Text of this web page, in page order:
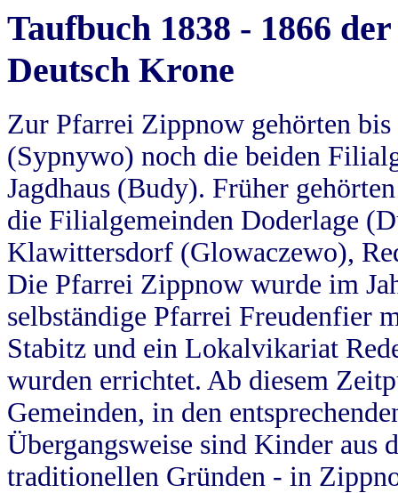
Taufbuch 1838 - 1866
Deutsch Krone
Zur Pfarrei Zippnow gehörten
(Sypnywo) noch die beiden
Jagdhaus (Budy). Früher
die Filialgemeinden Doderlage
Klawittersdorf (Glowaczewo),
Die Pfarrei Zippnow wurde im
selbständige Pfarrei Freudenfier
Stabitz und ein Lokalvikariat
wurden errichtet. Ab diesem
Gemeinden, in den
Übergangsweise sind Kinder aus
traditionellen Gründen - in